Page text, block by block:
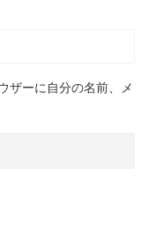
ザーに自分の名前、メ